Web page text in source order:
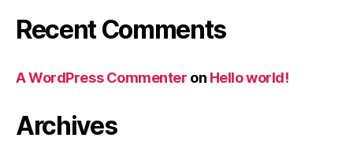
Recent Comments
A WordPress Commenter on Hello world!
Archives